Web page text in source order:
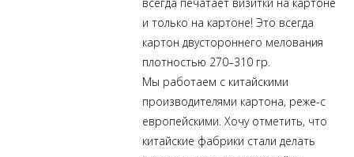
и только на картоне! Это всегда
картон двустороннего мелования
плотностью 270–310 гр.
Мы работаем с китайскими
производителями картона, реже-с
европейскими. Хочу отметить, что
китайские фабрики стали делать